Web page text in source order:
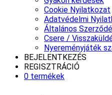
Cookie Nyilatkozat
Adatvédelmi
Általános
Csere /
Nyereményjáték
BEJELENTKEZÉS
REGISZTRÁCIÓ
0 termékek